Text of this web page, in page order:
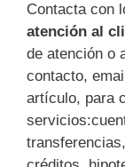
Contacta con
atención al
de atención o
contacto,
artículo, para